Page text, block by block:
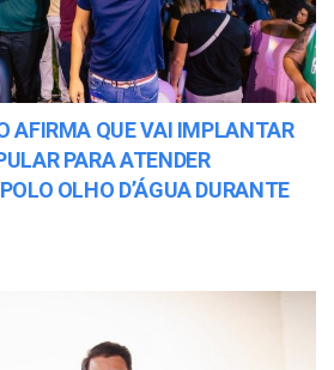
AFIRMA QUE VAI IMPLANTAR
PARA ATENDER
OLHO D’ÁGUA DURANTE